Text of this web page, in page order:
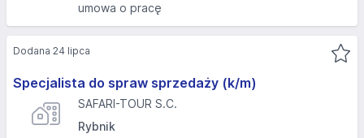
umowa o pracę
Specjalista do spraw sprzedaży (k/m)
SAFARI-TOUR S.C.
Rybnik
Dodana 24 lipca